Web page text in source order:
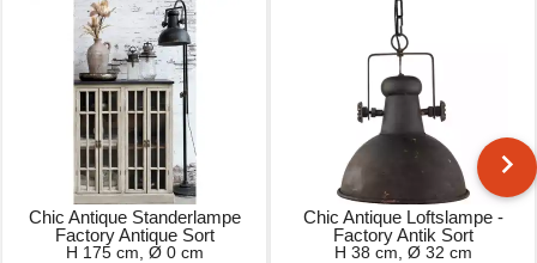
Chic Antique Standerlampe
Factory Antique Sort
H 175 cm, Ø 0 cm
Chic Antique Loftslampe -
Factory Antik Sort
H 38 cm, Ø 32 cm